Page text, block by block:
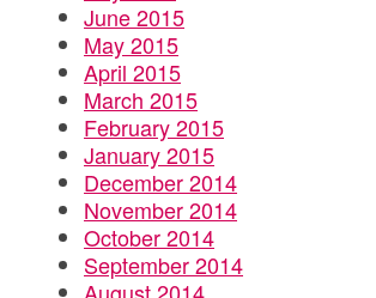
June 2015
May 2015
April 2015
March 2015
February 2015
January 2015
December 2014
November 2014
October 2014
September 2014